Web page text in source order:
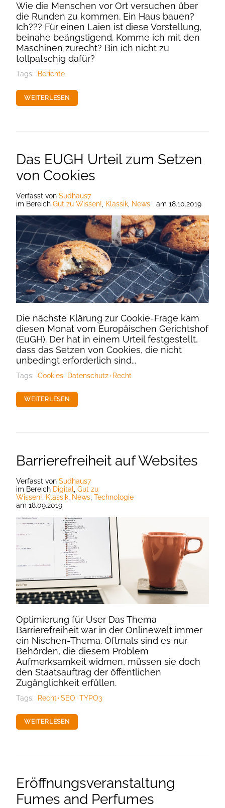
Wie die Menschen vor Ort versuchen über
die Runden zu kommen. Ein Haus bauen?
Ich??? Für einen Laien ist diese Vorstellung,
beinahe beängstigend. Komme ich mit den
Maschinen zurecht? Bin ich nicht zu
tollpatschig dafür?
Tags: Berichte
WEITERLESEN
Das EUGH Urteil zum Setzen
von Cookies
Verfasst von Sudhaus7
im Bereich Gut zu Wissen! Klassik News am 18.10.2019
Die nächste Klärung zur Cookie-Frage kam
diesen Monat vom Europäischen Gerichtshof
(EuGH). Der hat in einem Urteil festgestellt,
dass das Setzen von Cookies, die nicht
unbedingt erforderlich sind...
Tags: Cookies Datenschutz Recht
WEITERLESEN
Barrierefreiheit auf Websites
Verfasst von Sudhaus7
im Bereich Digital
Gut zu
Wissen!
Klassik News Technologie
am 18.09.2019
Optimierung für User Das Thema
Barrierefreiheit war in der Onlinewelt immer
ein Nischen-Thema. Oftmals sind es nur
Behörden, die diesem Problem
Aufmerksamkeit widmen, müssen sie doch
den Staatsauftrag der öffentlichen
Zugänglichkeit erfüllen.
Tags: Recht SEO TYPO3
WEITERLESEN
Eröffnungsveranstaltung
Fumes and Perfumes